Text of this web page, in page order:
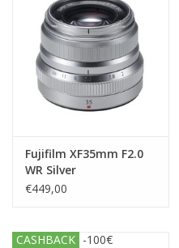
Fujifilm XF35mm F2.0
WR Silver
€449,00
CASHBACK -100€